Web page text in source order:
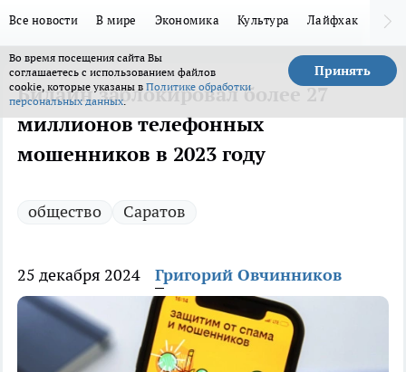
Все новости В мире Экономика Культура Лайфхак
Во время посещения сайта Вы
соглашаетесь с использованием файлов
cookie, которые указаны в Политике обработки
персональных данных.
Принять
Билайн заблокировал более 27
миллионов телефонных
мошенников в 2023 году
общество Саратов
25 декабря 2024 Григорий Овчинников